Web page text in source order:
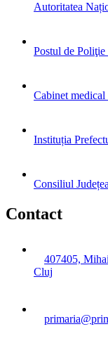
Autoritatea
Postul de
Cabinet
Instituția
Consiliul
Contact
407405,
Cluj